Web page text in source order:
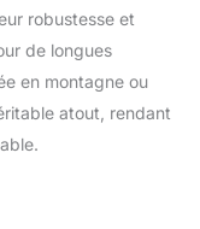
robustesse et
de longues
en montagne ou
atout, rendant